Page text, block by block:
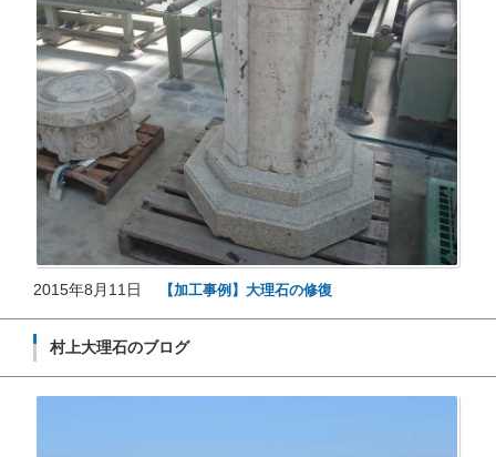
2015年8月11日 【加工事例】大理石の修復
村上大理石のブログ